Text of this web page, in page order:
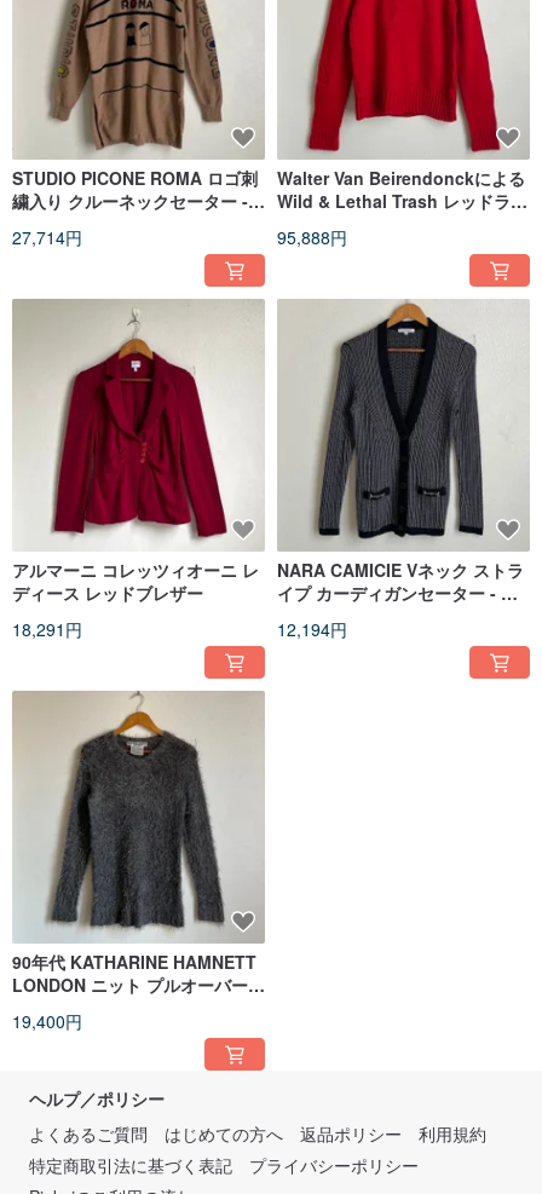
STUDIO PICONE ROMA ロゴ刺
繍入り クルーネックセーター -
27,714円
Walter Van Beirendonckによる
Wild & Lethal Trash レッドライ
95,888円
アルマーニ コレッツィオーニ レ
ディース レッドブレザー
18,291円
NARA CAMICIE Vネック ストラ
イプ カーディガンセーター - ブ
12,194円
90年代 KATHARINE HAMNETT
LONDON ニット プルオーバース
19,400円
ヘルプ／ポリシー
よくあるご質問
はじめての方へ 返品ポリシー
利用規約
特定商取引法に基づく表記
プライバシーポリシー